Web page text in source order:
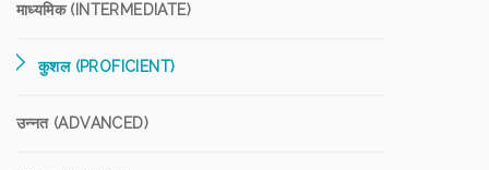
माध्यमिक (INTERMEDIATE)
कुशल (PROFICIENT)
उन्नत (ADVANCED)